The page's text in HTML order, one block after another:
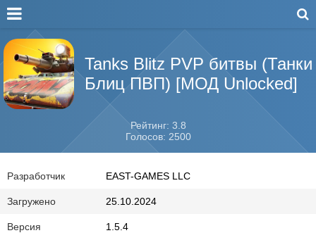
Tanks Blitz PVP битвы (Танки
Блиц ПВП) [МОД Unlocked]
Рейтинг: 3.8
Голосов: 2500
Разработчик EAST-GAMES LLC
Загружено 25.10.2024
Версия 1.5.4